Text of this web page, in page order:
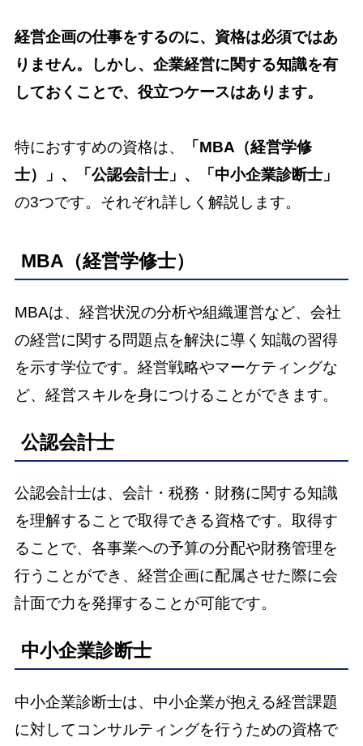
経営企画の仕事をするのに、資格は必須ではあ
りません。しかし、企業経営に関する知識を有
しておくことで、役立つケースはあります。
特におすすめの資格は、
「MBA（経営学修
士）」、「公認会計士」、「中小企業診断士」
の3つです。それぞれ詳しく解説します。
MBA（経営学修士）
MBAは、経営状況の分析や組織運営など、会社
の経営に関する問題点を解決に導く知識の習得
を示す学位です。経営戦略やマーケティングな
ど、経営スキルを身につけることができます。
公認会計士
公認会計士は、会計・税務・財務に関する知識
を理解することで取得できる資格です。取得す
ることで、各事業への予算の分配や財務管理を
行うことができ、経営企画に配属させた際に会
計面で力を発揮することが可能です。
中小企業診断士
中小企業診断士は、中小企業が抱える経営課題
に対してコンサルティングを行うための資格で